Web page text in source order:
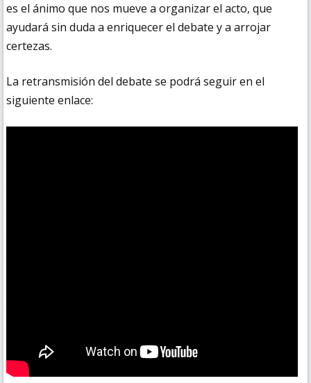
es el ánimo que nos mueve a organizar el acto, que
ayudará sin duda a enriquecer el debate y a arrojar
certezas.
La retransmisión del debate se podrá seguir en el
siguiente enlace: